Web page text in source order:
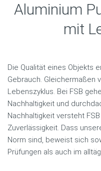
Aluminium
mit
Die Qualität eines Objekts
Gebrauch. Gleichermaßen
Lebenszyklus. Bei FSB
Nachhaltigkeit und
Nachhaltigkeit versteht
Zuverlässigkeit. Dass
Norm sind, beweist sich
Prüfungen als auch im